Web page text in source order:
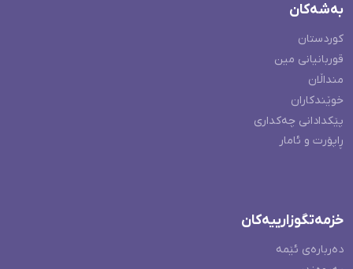
بەشەکان
کوردستان
قوربانیانی مین
منداڵان
خوێندکاران
پێکدادانی چەکداری
ڕاپۆرت و ئامار
خزمەتگوزارییەکان
دەربارەی ئێمە